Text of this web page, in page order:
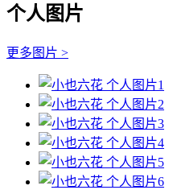
个人图片
更多图片 >